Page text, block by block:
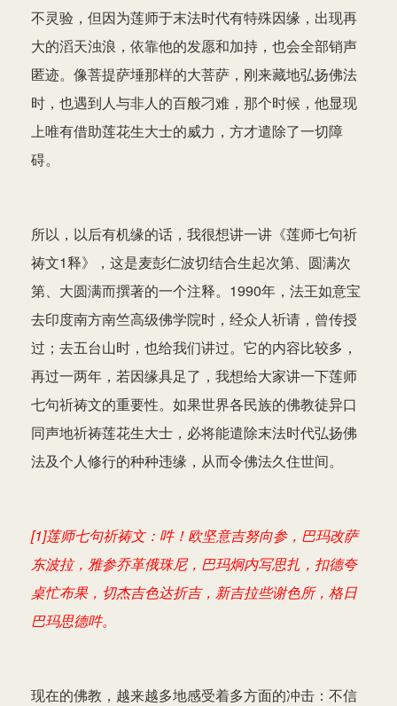
不灵验，但因为莲师于末法时代有特殊因缘，出现再
大的滔天浊浪，依靠他的发愿和加持，也会全部销声
匿迹。像菩提萨埵那样的大菩萨，刚来藏地弘扬佛法
时，也遇到人与非人的百般刁难，那个时候，他显现
上唯有借助莲花生大士的威力，方才遣除了一切障
碍。
所以，以后有机缘的话，我很想讲一讲《莲师七句祈
祷文1释》，这是麦彭仁波切结合生起次第、圆满次
第、大圆满而撰著的一个注释。1990年，法王如意宝
去印度南方南竺高级佛学院时，经众人祈请，曾传授
过；去五台山时，也给我们讲过。它的内容比较多，
再过一两年，若因缘具足了，我想给大家讲一下莲师
七句祈祷文的重要性。如果世界各民族的佛教徒异口
同声地祈祷莲花生大士，必将能遣除末法时代弘扬佛
法及个人修行的种种违缘，从而令佛法久住世间。
[1]莲师七句祈祷文：吽！欧坚意吉努向参，巴玛改萨
东波拉，雅参乔革俄珠尼，巴玛炯内写思扎，扣德夸
桌忙布果，切杰吉色达折吉，新吉拉些谢色所，格日
巴玛思德吽。
现在的佛教，越来越多地感受着多方面的冲击：不信